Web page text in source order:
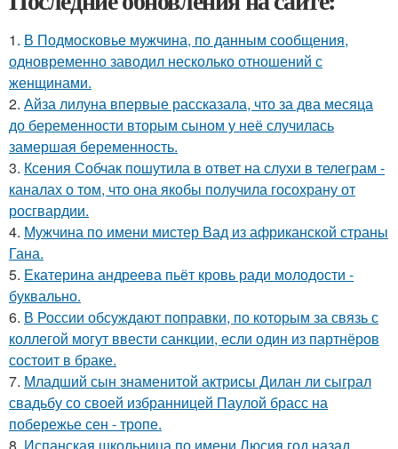
1. В Подмосковье мужчина, по данным сообщения,
одновременно заводил несколько отношений с
женщинами.
2. Айза лилуна впервые рассказала, что за два месяца
до беременности вторым сыном у неё случилась
замершая беременность.
3. Ксения Собчак пошутила в ответ на слухи в телеграм -
каналах о том, что она якобы получила госохрану от
росгвардии.
4. Мужчина по имени мистер Вад из африканской страны
Гана.
5. Екатерина андреева пьёт кровь ради молодости -
буквально.
6. В России обсуждают поправки, по которым за связь с
коллегой могут ввести санкции, если один из партнёров
состоит в браке.
7. Младший сын знаменитой актрисы Дилан ли сыграл
свадьбу со своей избранницей Паулой брасс на
побережье сен - тропе.